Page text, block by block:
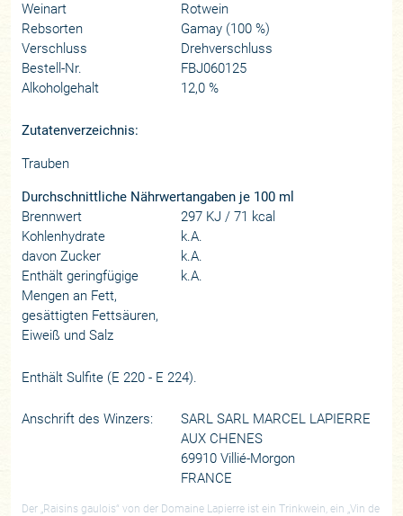
Weinart
Rotwein
Rebsorten
Gamay (100 %)
Verschluss
Drehverschluss
Bestell-Nr.
FBJ060125
Alkoholgehalt
12,0 %
Zutatenverzeichnis:
Trauben
Durchschnittliche Nährwertangaben je 100 ml
Brennwert
297 KJ / 71 kcal
Kohlenhydrate
k.A.
davon Zucker
k.A.
Enthält geringfügige
Mengen an Fett,
gesättigten Fettsäuren,
Eiweiß und Salz
k.A.
Enthält Sulfite (E 220 - E 224).
Anschrift des Winzers:
SARL SARL MARCEL LAPIERRE
AUX CHENES
69910 Villié-Morgon
FRANCE
Der „Raisins gaulois“ von der Domaine Lapierre ist ein Trinkwein, ein „Vin de